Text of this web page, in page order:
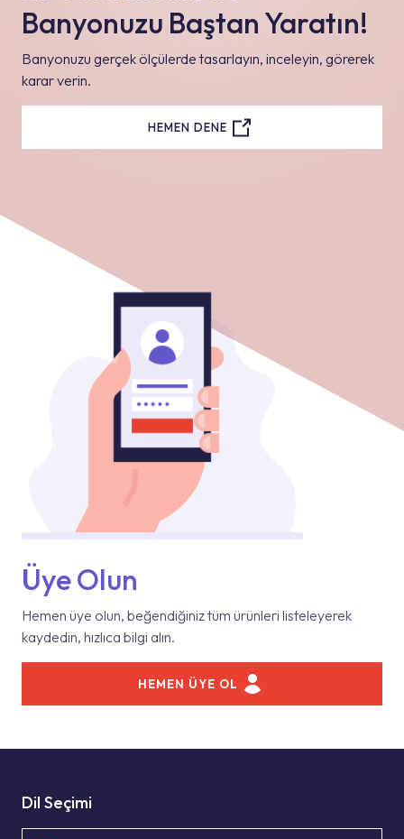
Banyonuzu Baştan Yaratın!
Banyonuzu gerçek ölçülerde tasarlayın, inceleyin, görerek
karar verin.
HEMEN DENE
Üye Olun
Hemen üye olun, beğendiğiniz tüm ürünleri listeleyerek
kaydedin, hızlıca bilgi alın.
HEMEN ÜYE OL
Dil Seçimi